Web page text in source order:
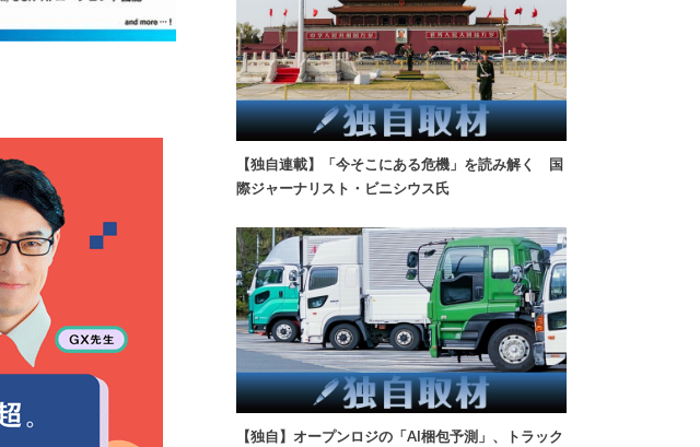
【独自連載】「今そこにある危機」を読み解く 国
際ジャーナリスト・ビニシウス氏
【独自】オープンロジの「AI梱包予測」、トラック